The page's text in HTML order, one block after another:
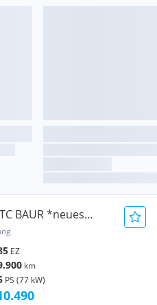
BAUR *neues
EZ
km
PS (77 kW)